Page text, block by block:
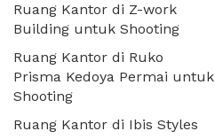
Ruang Kantor di Z-work
Building untuk Shooting
Ruang Kantor di Ruko
Prisma Kedoya Permai untuk
Shooting
Ruang Kantor di Ibis Styles